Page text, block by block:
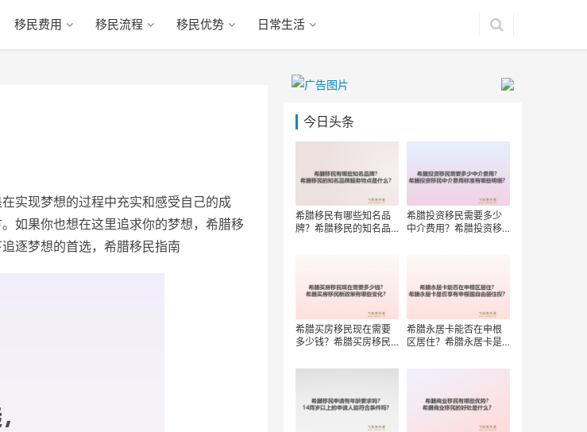
移民费用 移民流程 移民优势 日常生活
实现梦想的过程中充实和感受自己的成
如果你也想在这里追求你的梦想，希腊移
逐梦想的首选，希腊移民指南
今日头条
希腊移民有哪些知名品
牌？希腊移民的知名品
希腊投资移民需要多少
中介费用？希腊投资移
希腊买房移民现在需要
多少钱？希腊买房移民
希腊永居卡能否在申根
区居住？希腊永居卡是